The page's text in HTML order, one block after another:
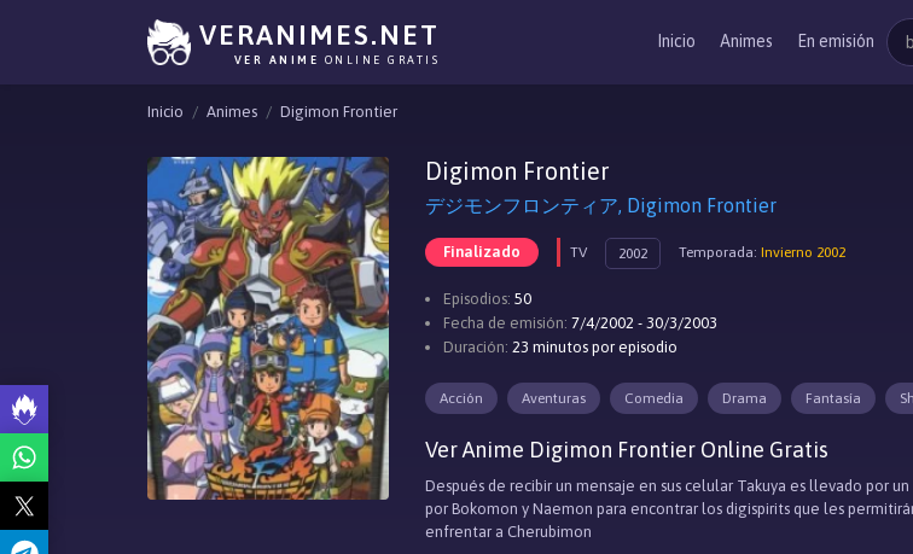
VERANIMES.NET
VER ANIME ONLINE GRATIS
Inicio Animes En emisión
Inicio Animes Digimon Frontier
Digimon Frontier
デジモンフロンティア, Digimon Frontier
Finalizado TV 2002 Temporada: Invierno 2002
Episodios: 50
Fecha de emisión: 7/4/2002 - 30/3/2003
Duración: 23 minutos por episodio
Acción Aventuras Comedia Drama Fantasía
Ver Anime Digimon Frontier Online Gratis
Después de recibir un mensaje en sus celular Takuya es llevado por
por Bokomon y Naemon para encontrar los digispirits que les
enfrentar a Cherubimon